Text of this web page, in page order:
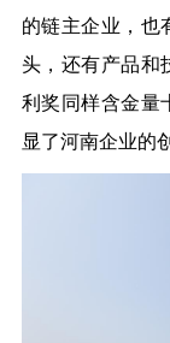
的链主企业，也
头，还有产品和
利奖同样含金量
显了河南企业的